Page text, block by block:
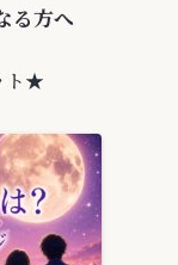
る方へ
ト★